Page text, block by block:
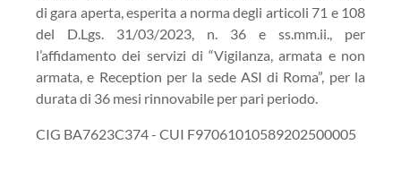
di gara aperta, esperita a norma degli articoli 71 e 108
del D.Lgs. 31/03/2023, n. 36 e ss.mm.ii., per
l’affidamento dei servizi di “Vigilanza, armata e non
armata, e Reception per la sede ASI di Roma”, per la
durata di 36 mesi rinnovabile per pari periodo.
CIG BA7623C374 - CUI F97061010589202500005